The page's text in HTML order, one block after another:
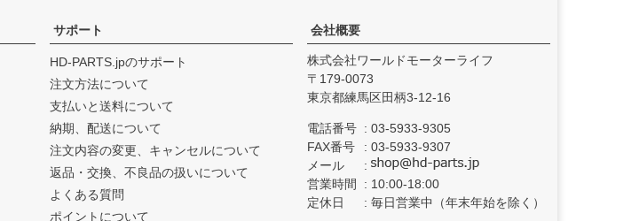
サポート
HD-PARTS.jpのサポート
注文方法について
支払いと送料について
納期、配送について
注文内容の変更、キャンセルについて
返品・交換、不良品の扱いについて
よくある質問
ポイントについて
会社概要
株式会社ワールドモーターライフ
179-0073
東京都練馬区田柄3-12-16
電話番号
03-5933-9305
FAX番号
03-5933-9307
メール
営業時間
10:00-18:00
定休日
毎日営業中（年末年始を除く）